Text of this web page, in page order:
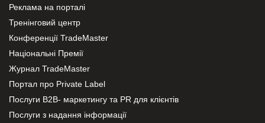
Реклама на порталі
Тренінговий центр
Конференції TradeMaster
Національні Премії
Журнал TradeMaster
Портал про Private Label
Послуги В2В- маркетингу та PR для клієнтів
Послуги з надання інформації